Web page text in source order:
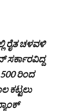
ರೈತ ಚಳವಳಿ
ಸರ್ಕಾರವಿದ್ದ
ರಿಂದ
ಕಟ್ಟಲು